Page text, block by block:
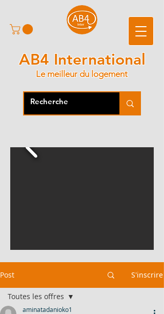
AB4 International
Le meilleur du logement
Post S'inscrire
Toutes les offres
aminatadanioko1